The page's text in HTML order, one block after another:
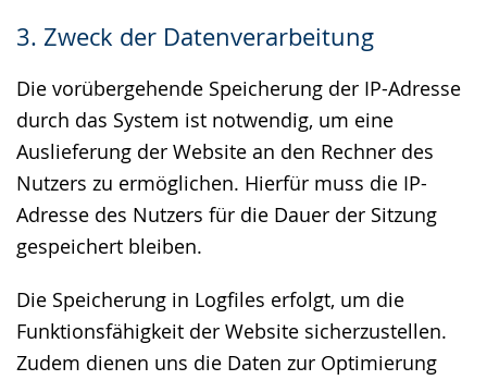
3. Zweck der Datenverarbeitung
Die vorübergehende Speicherung der IP-Adresse
durch das System ist notwendig, um eine
Auslieferung der Website an den Rechner des
Nutzers zu ermöglichen. Hierfür muss die IP-
Adresse des Nutzers für die Dauer der Sitzung
gespeichert bleiben.
Die Speicherung in Logfiles erfolgt, um die
Funktionsfähigkeit der Website sicherzustellen.
Zudem dienen uns die Daten zur Optimierung